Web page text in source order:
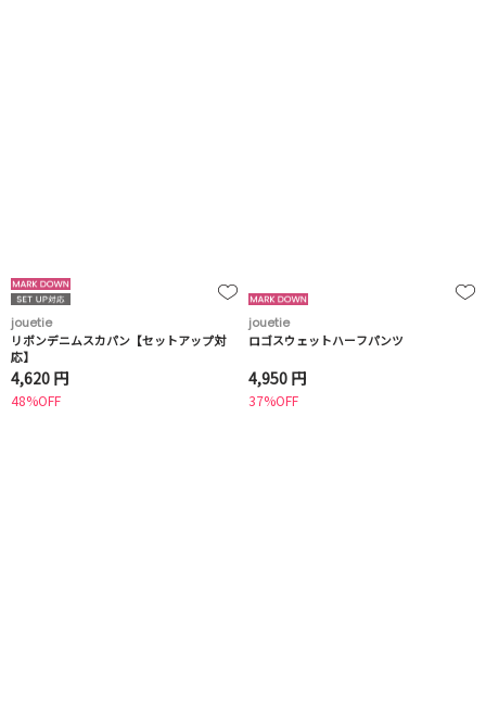
jouetie
リボンデニムスカパン【セットアップ対
応】
4,620 円
48%OFF
jouetie
ロゴスウェットハーフパンツ
4,950 円
37%OFF